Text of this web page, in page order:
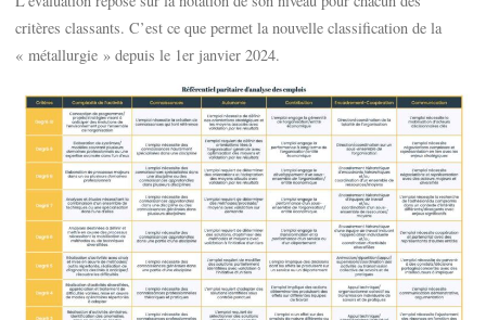
critères classants. C’est ce que permet la nouvelle classification de la
« métallurgie » depuis le 1er janvier 2024.